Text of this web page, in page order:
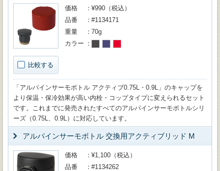
比較する
価格
¥990（税込）
品番
#1134171
重量
70g
カラー
「アルパインサーモボトル アクティブ0.75L・0.9L」のキャップを
より保温・保冷効果が高い内栓・コップタイプに変えられるセット
です。これまでに発売されたすべてのアルパインサーモボトルシリ
ーズ（0.75L、0.9L）に対応しています。
アルパインサーモボトル 交換用アクティブリッド M
価格
¥1,100（税込）
品番
#1134262